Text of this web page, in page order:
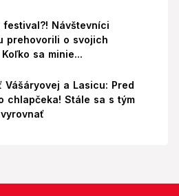
Návštevníci
prehovorili o svojich
sa minie...
Vášáryovej a Lasicu: Pred
chlapčeka! Stále sa s tým